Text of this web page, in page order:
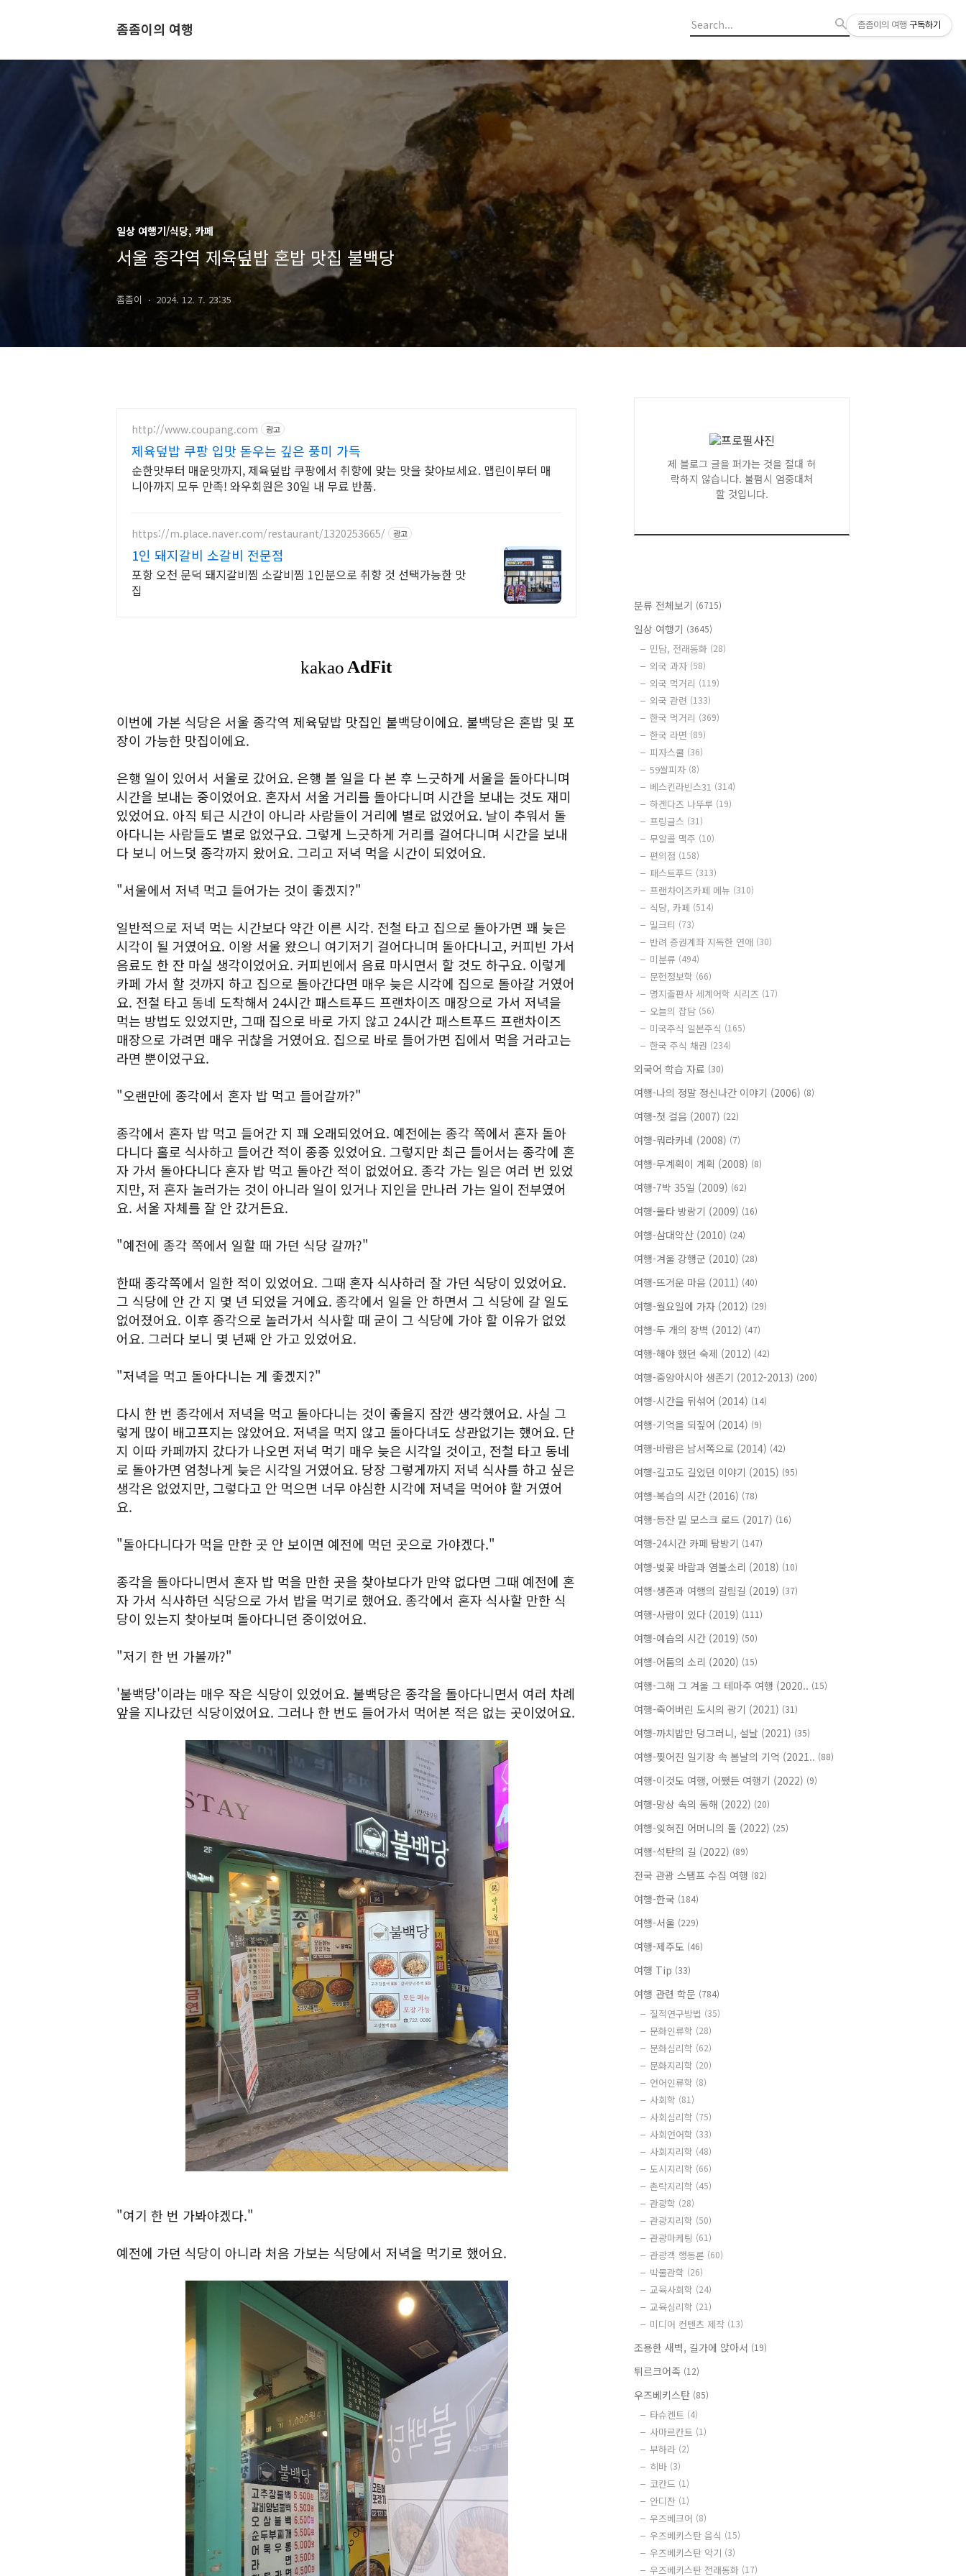
좀좀이의 여행
일상 여행기/식당, 카페
서울 종각역 제육덮밥 혼밥 맛집 불백당
좀좀이 2024. 12. 7. 23:35
http://www.coupang.com 광고
제육덮밥 쿠팡 입맛 돋우는 깊은 풍미 가득
순한맛부터 매운맛까지, 제육덮밥 쿠팡에서 취향에 맞는 맛을 찾아보세요. 맵린이부터 매
니아까지 모두 만족! 와우회원은 30일 내 무료 반품.
https://m.place.naver.com/restaurant/1320253665/ 광고
1인 돼지갈비 소갈비 전문점
포항 오천 문덕 돼지갈비찜 소갈비찜 1인분으로 취향 것 선택가능한 맛
집
이번에 가본 식당은 서울 종각역 제육덮밥 맛집인 불백당이에요. 불백당은 혼밥 및 포
장이 가능한 맛집이에요.
은행 일이 있어서 서울로 갔어요. 은행 볼 일을 다 본 후 느긋하게 서울을 돌아다니며
시간을 보내는 중이었어요. 혼자서 서울 거리를 돌아다니며 시간을 보내는 것도 재미
있었어요. 아직 퇴근 시간이 아니라 사람들이 거리에 별로 없었어요. 날이 추워서 돌
아다니는 사람들도 별로 없었구요. 그렇게 느긋하게 거리를 걸어다니며 시간을 보내
다 보니 어느덧 종각까지 왔어요. 그리고 저녁 먹을 시간이 되었어요.
"서울에서 저녁 먹고 들어가는 것이 좋겠지?"
일반적으로 저녁 먹는 시간보다 약간 이른 시각. 전철 타고 집으로 돌아가면 꽤 늦은
시각이 될 거였어요. 이왕 서울 왔으니 여기저기 걸어다니며 돌아다니고, 커피빈 가서
음료도 한 잔 마실 생각이었어요. 커피빈에서 음료 마시면서 할 것도 하구요. 이렇게
카페 가서 할 것까지 하고 집으로 돌아간다면 매우 늦은 시각에 집으로 돌아갈 거였어
요. 전철 타고 동네 도착해서 24시간 패스트푸드 프랜차이즈 매장으로 가서 저녁을
먹는 방법도 있었지만, 그때 집으로 바로 가지 않고 24시간 패스트푸드 프랜차이즈
매장으로 가려면 매우 귀찮을 거였어요. 집으로 바로 들어가면 집에서 먹을 거라고는
라면 뿐이었구요.
"오랜만에 종각에서 혼자 밥 먹고 들어갈까?"
종각에서 혼자 밥 먹고 들어간 지 꽤 오래되었어요. 예전에는 종각 쪽에서 혼자 돌아
다니다 홀로 식사하고 들어간 적이 종종 있었어요. 그렇지만 최근 들어서는 종각에 혼
자 가서 돌아다니다 혼자 밥 먹고 돌아간 적이 없었어요. 종각 가는 일은 여러 번 있었
지만, 저 혼자 놀러가는 것이 아니라 일이 있거나 지인을 만나러 가는 일이 전부였어
요. 서울 자체를 잘 안 갔거든요.
"예전에 종각 쪽에서 일할 때 가던 식당 갈까?"
한때 종각쪽에서 일한 적이 있었어요. 그때 혼자 식사하러 잘 가던 식당이 있었어요.
그 식당에 안 간 지 몇 년 되었을 거에요. 종각에서 일을 안 하면서 그 식당에 갈 일도
없어졌어요. 이후 종각으로 놀러가서 식사할 때 굳이 그 식당에 가야 할 이유가 없었
어요. 그러다 보니 몇 년째 안 가고 있었어요.
"저녁을 먹고 돌아다니는 게 좋겠지?"
다시 한 번 종각에서 저녁을 먹고 돌아다니는 것이 좋을지 잠깐 생각했어요. 사실 그
렇게 많이 배고프지는 않았어요. 저녁을 먹지 않고 돌아다녀도 상관없기는 했어요. 단
지 이따 카페까지 갔다가 나오면 저녁 먹기 매우 늦은 시각일 것이고, 전철 타고 동네
로 돌아가면 엄청나게 늦은 시각일 거였어요. 당장 그렇게까지 저녁 식사를 하고 싶은
생각은 없었지만, 그렇다고 안 먹으면 너무 야심한 시각에 저녁을 먹어야 할 거였어
요.
"돌아다니다가 먹을 만한 곳 안 보이면 예전에 먹던 곳으로 가야겠다."
종각을 돌아다니면서 혼자 밥 먹을 만한 곳을 찾아보다가 만약 없다면 그때 예전에 혼
자 가서 식사하던 식당으로 가서 밥을 먹기로 했어요. 종각에서 혼자 식사할 만한 식
당이 있는지 찾아보며 돌아다니던 중이었어요.
"저기 한 번 가볼까?"
'불백당'이라는 매우 작은 식당이 있었어요. 불백당은 종각을 돌아다니면서 여러 차례
앞을 지나갔던 식당이었어요. 그러나 한 번도 들어가서 먹어본 적은 없는 곳이었어요.
"여기 한 번 가봐야겠다."
예전에 가던 식당이 아니라 처음 가보는 식당에서 저녁을 먹기로 했어요.
제 블로그 글을 퍼가는 것을 절대 허
락하지 않습니다. 불펌시 엄중대처
할 것입니다.
분류 전체보기 (6715)
일상 여행기 (3645)
민담, 전래동화 (28)
외국 과자 (58)
외국 먹거리 (119)
외국 관련 (133)
한국 먹거리 (369)
한국 라면 (89)
피자스쿨 (36)
59쌀피자 (8)
베스킨라빈스31 (314)
하겐다즈 나뚜루 (19)
프링글스 (31)
무알콜 맥주 (10)
편의점 (158)
패스트푸드 (313)
프랜차이즈카페 메뉴 (310)
식당, 카페 (514)
밀크티 (73)
반려 증권계좌 지독한 연애 (30)
미분류 (494)
문헌정보학 (66)
명지출판사 세계어학 시리즈 (17)
오늘의 잡담 (56)
미국주식 일본주식 (165)
한국 주식 채권 (234)
외국어 학습 자료 (30)
여행-나의 정말 정신나간 이야기 (2006) (8)
여행-첫 걸음 (2007) (22)
여행-뭐라카네 (2008) (7)
여행-무계획이 계획 (2008) (8)
여행-7박 35일 (2009) (62)
여행-몰타 방랑기 (2009) (16)
여행-삼대악산 (2010) (24)
여행-겨울 강행군 (2010) (28)
여행-뜨거운 마음 (2011) (40)
여행-월요일에 가자 (2012) (29)
여행-두 개의 장벽 (2012) (47)
여행-해야 했던 숙제 (2012) (42)
여행-중앙아시아 생존기 (2012-2013) (200)
여행-시간을 뒤섞어 (2014) (14)
여행-기억을 되짚어 (2014) (9)
여행-바람은 남서쪽으로 (2014) (42)
여행-길고도 길었던 이야기 (2015) (95)
여행-복습의 시간 (2016) (78)
여행-등잔 밑 모스크 로드 (2017) (16)
여행-24시간 카페 탐방기 (147)
여행-벚꽃 바람과 염불소리 (2018) (10)
여행-생존과 여행의 갈림길 (2019) (37)
여행-사람이 있다 (2019) (111)
여행-예습의 시간 (2019) (50)
여행-어둠의 소리 (2020) (15)
여행-그해 그 겨울 그 테마주 여행 (2020.. (15)
여행-죽어버린 도시의 광기 (2021) (31)
여행-까치밥만 덩그러니, 설날 (2021) (35)
여행-찢어진 일기장 속 봄날의 기억 (2021.. (88)
여행-이것도 여행, 어쨌든 여행기 (2022) (9)
여행-망상 속의 동해 (2022) (20)
여행-잊혀진 어머니의 돌 (2022) (25)
여행-석탄의 길 (2022) (89)
전국 관광 스탬프 수집 여행 (82)
여행-한국 (184)
여행-서울 (229)
여행-제주도 (46)
여행 Tip (33)
여행 관련 학문 (784)
질적연구방법 (35)
문화인류학 (28)
문화심리학 (62)
문화지리학 (20)
언어인류학 (8)
사회학 (81)
사회심리학 (75)
사회언어학 (33)
사회지리학 (48)
도시지리학 (66)
촌락지리학 (45)
관광학 (28)
관광지리학 (50)
관광마케팅 (61)
관광객 행동론 (60)
박물관학 (26)
교육사회학 (24)
교육심리학 (21)
미디어 컨텐츠 제작 (13)
조용한 새벽, 길가에 앉아서 (19)
튀르크어족 (12)
우즈베키스탄 (85)
타슈켄트 (4)
사마르칸트 (1)
부하라 (2)
히바 (3)
코칸드 (1)
안디잔 (1)
우즈베크어 (8)
우즈베키스탄 음식 (15)
우즈베키스탄 악기 (3)
우즈베키스탄 전래동화 (17)
좀좀이의 여행 구독하기